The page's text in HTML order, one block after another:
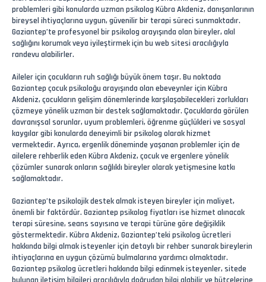
problemleri gibi konularda uzman psikolog Kübra Akdeniz, danışanlarının
bireysel ihtiyaçlarına uygun, güvenilir bir terapi süreci sunmaktadır.
Gaziantep’te profesyonel bir psikolog arayışında olan bireyler, akıl
sağlığını korumak veya iyileştirmek için bu web sitesi aracılığıyla
randevu alabilirler.
Aileler için çocukların ruh sağlığı büyük önem taşır. Bu noktada
Gaziantep çocuk psikoloğu arayışında olan ebeveynler için Kübra
Akdeniz, çocukların gelişim dönemlerinde karşılaşabilecekleri zorlukları
çözmeye yönelik uzman bir destek sağlamaktadır. Çocuklarda görülen
davranışsal sorunlar, uyum problemleri, öğrenme güçlükleri ve sosyal
kaygılar gibi konularda deneyimli bir psikolog olarak hizmet
vermektedir. Ayrıca, ergenlik döneminde yaşanan problemler için de
ailelere rehberlik eden Kübra Akdeniz, çocuk ve ergenlere yönelik
çözümler sunarak onların sağlıklı bireyler olarak yetişmesine katkı
sağlamaktadır.
Gaziantep’te psikolojik destek almak isteyen bireyler için maliyet,
önemli bir faktördür. Gaziantep psikolog fiyatları ise hizmet alınacak
terapi süresine, seans sayısına ve terapi türüne göre değişiklik
göstermektedir. Kübra Akdeniz, Gaziantep’teki psikolog ücretleri
hakkında bilgi almak isteyenler için detaylı bir rehber sunarak bireylerin
ihtiyaçlarına en uygun çözümü bulmalarına yardımcı olmaktadır.
Gaziantep psikolog ücretleri hakkında bilgi edinmek isteyenler, sitede